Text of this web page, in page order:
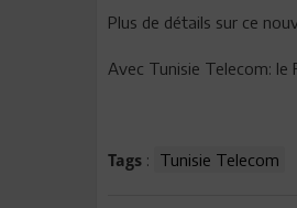
Plus de détails sur ce
Avec Tunisie Telecom: le
Tags : Tunisie Telecom